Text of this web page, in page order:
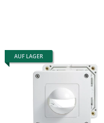
AUF LAGER